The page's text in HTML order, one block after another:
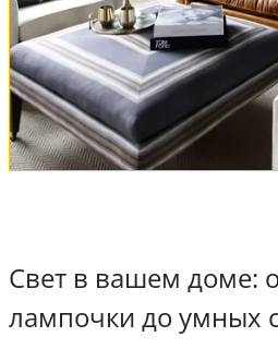
Свет в вашем доме:
лампочки до умных